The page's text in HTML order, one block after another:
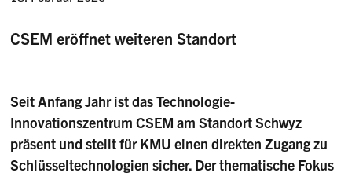
CSEM eröffnet weiteren Standort
Seit Anfang Jahr ist das Technologie-
Innovationszentrum CSEM am Standort Schwyz
präsent und stellt für KMU einen direkten Zugang zu
Schlüsseltechnologien sicher. Der thematische Fokus